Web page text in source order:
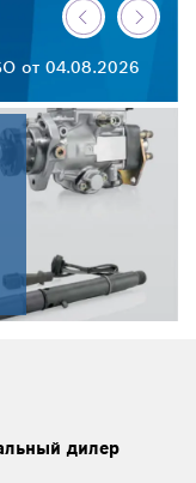
от 04.08.2026
дилер